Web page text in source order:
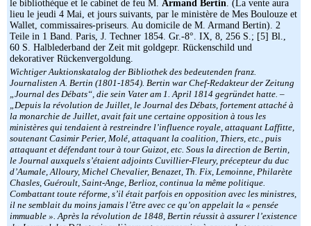
le bibliothèque et le cabinet de feu M. Armand Bertin. (La vente aura
lieu le jeudi 4 Mai, et jours suivants, par le ministère de Mes Boulouze et
Wallet, commissaires-priseurs. Au domicile de M. Armand Bertin). 2
Teile in 1 Band. Paris, J. Techner 1854. Gr.-8°. IX, 8, 256 S.; [5] Bl.,
60 S. Halblederband der Zeit mit goldgepr. Rückenschild und
dekorativer Rückenvergoldung.
Wichtiger Auktionskatalog der Bibliothek des bedeutenden franz.
Journalisten A. Bertin (1801-1854). Bertin war Chef-Redakteur der Zeitung
„Journal des Débats“, die sein Vater am 1. April 1814 gegründet hatte. –
„Depuis la révolution de Juillet, le Journal des Débats, fortement attaché à
la monarchie de Juillet, avait fait une certaine opposition à tous les
ministères qui tendaient à restreindre l’influence royale, attaquant Laffitte,
soutenant Casimir Perier, Molé, attaquant la coalition, Thiers, etc., puis
attaquant et défendant tour à tour Guizot, etc. Sous la direction de Bertin,
le Journal auxquels s’étaient adjoints Cuvillier-Fleury, précepteur du duc
d’Aumale, Alloury, Michel Chevalier, Benazet, Th. Fix, Lemoinne, Philarète
Chasles, Guéroult, Saint-Ange, Berlioz, continua la même politique.
Combattant toute réforme, s’il était parfois en opposition avec les ministres,
il ne semblait du moins jamais l’être avec ce qu’on appelait la « pensée
immuable ». Après la révolution de 1848, Bertin réussit à assurer l’existence